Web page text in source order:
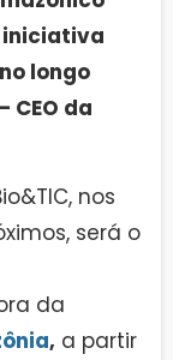
iniciativa
longo
CEO da
nos
será o
da
, a partir